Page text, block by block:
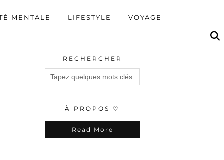
MENTALE LIFESTYLE VOYAGE
RECHERCHER
À PROPOS ♡
Read More